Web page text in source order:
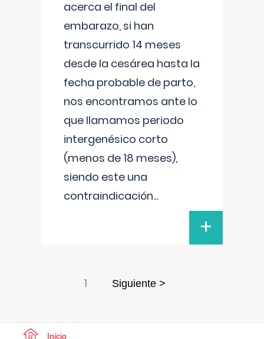
acerca el final del
embarazo, si han
transcurrido 14 meses
desde la cesárea hasta la
fecha probable de parto,
nos encontramos ante lo
que llamamos periodo
intergenésico corto
(menos de 18 meses),
siendo este una
contraindicación...
+
1 Siguiente >
Inicio